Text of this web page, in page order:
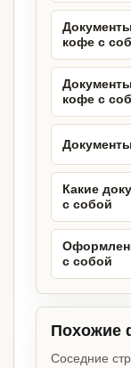
кофе с
кофе с
Какие
с собой
с собой
Похожие
Соседние